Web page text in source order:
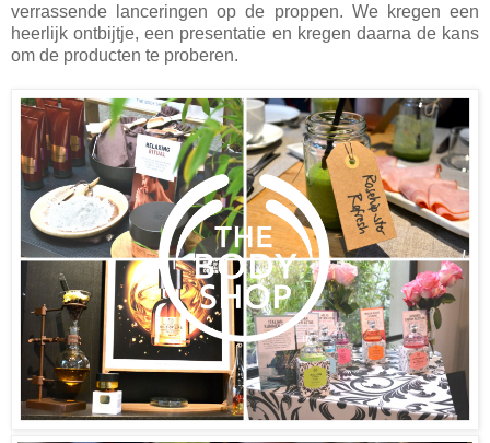
verrassende lanceringen op de proppen. We kregen een
heerlijk ontbijtje, een presentatie en kregen daarna de kans
om de producten te proberen.